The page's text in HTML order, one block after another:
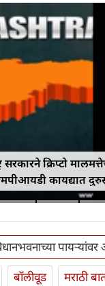
सरकारने क्रिप्टो
कायद्यात
बॉलीवूड मराठी